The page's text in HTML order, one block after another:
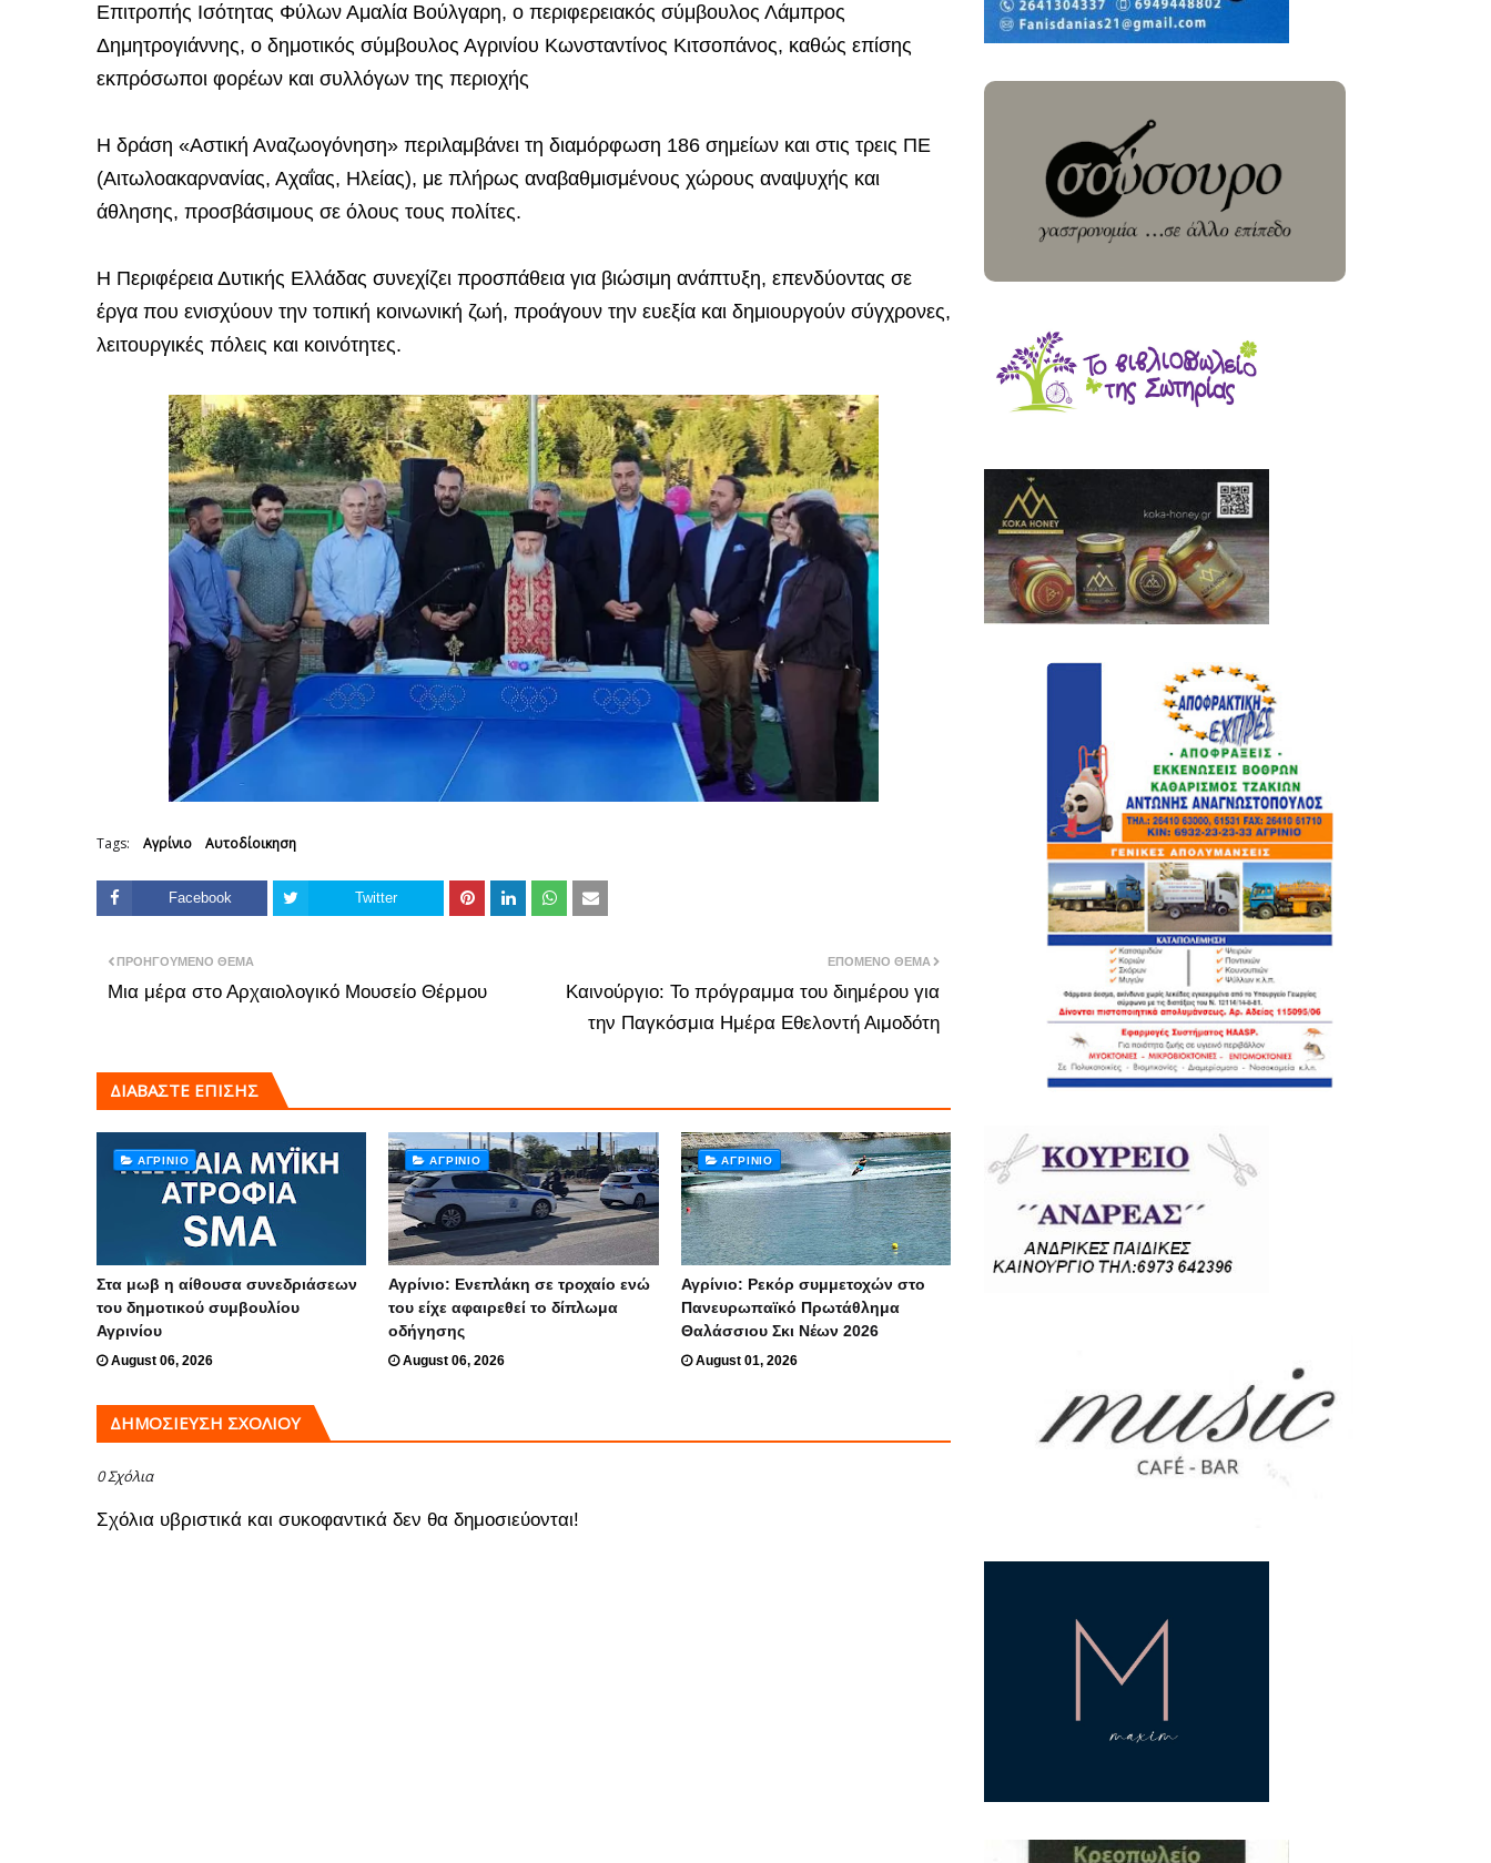
Επιτροπής Ισότητας Φύλων Αμαλία Βούλγαρη, ο περιφερειακός σύμβουλος Λάμπρος
Δημητρογιάννης, ο δημοτικός σύμβουλος Αγρινίου Κωνσταντίνος Κιτσοπάνος, καθώς επίσης
εκπρόσωποι φορέων και συλλόγων της περιοχής
Η δράση «Αστική Αναζωογόνηση» περιλαμβάνει τη διαμόρφωση 186 σημείων και στις τρεις ΠΕ
(Αιτωλοακαρνανίας, Αχαΐας, Ηλείας), με πλήρως αναβαθμισμένους χώρους αναψυχής και
άθλησης, προσβάσιμους σε όλους τους πολίτες.
Η Περιφέρεια Δυτικής Ελλάδας συνεχίζει προσπάθεια για βιώσιμη ανάπτυξη, επενδύοντας σε
έργα που ενισχύουν την τοπική κοινωνική ζωή, προάγουν την ευεξία και δημιουργούν σύγχρονες,
λειτουργικές πόλεις και κοινότητες.
Tags: Αγρίνιο Αυτοδίοικηση
Facebook Twitter
ΕΠΌΜΕΝΟ ΘΈΜΑ
Καινούργιο: Το πρόγραμμα του διημέρου για
την Παγκόσμια Ημέρα Εθελοντή Αιμοδότη
ΠΡΟΗΓΟΎΜΕΝΟ ΘΈΜΑ
Μια μέρα στο Αρχαιολογικό Μουσείο Θέρμου
ΔΙΑΒΑΣΤΕ ΕΠΙΣΗΣ
ΑΓΡΊΝΙΟ
Στα μωβ η αίθουσα συνεδριάσεων
του δημοτικού συμβουλίου
Αγρινίου
August 06, 2026
ΑΓΡΊΝΙΟ
Αγρίνιο: Ενεπλάκη σε τροχαίο ενώ
του είχε αφαιρεθεί το δίπλωμα
οδήγησης
August 06, 2026
ΑΓΡΊΝΙΟ
Αγρίνιο: Ρεκόρ συμμετοχών στο
Πανευρωπαϊκό Πρωτάθλημα
Θαλάσσιου Σκι Νέων 2026
August 01, 2026
ΔΗΜΟΣΊΕΥΣΗ ΣΧΟΛΊΟΥ
0 Σχόλια
Σχόλια υβριστικά και συκοφαντικά δεν θα δημοσιεύονται!